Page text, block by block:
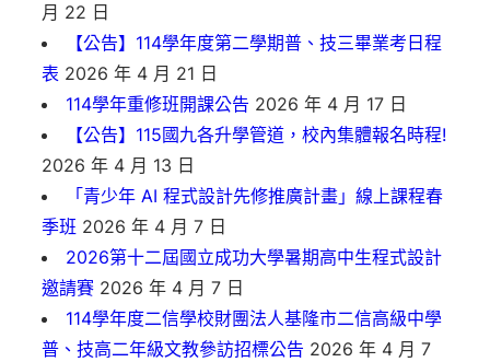
月 22 日
【公告】114學年度第二學期普、技三畢業考日程
表 2026 年 4 月 21 日
114學年重修班開課公告 2026 年 4 月 17 日
【公告】115國九各升學管道，校內集體報名時程!
2026 年 4 月 13 日
「青少年 AI 程式設計先修推廣計畫」線上課程春
季班 2026 年 4 月 7 日
2026第十二屆國立成功大學暑期高中生程式設計
邀請賽 2026 年 4 月 7 日
114學年度二信學校財團法人基隆市二信高級中學
普、技高二年級文教參訪招標公告 2026 年 4 月 7